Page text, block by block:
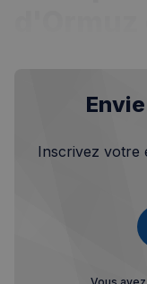
Inscrivez votre